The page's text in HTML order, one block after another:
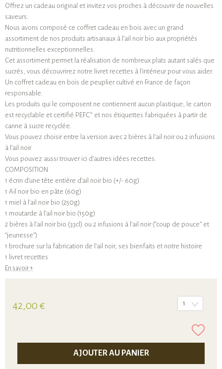
Offrez un cadeau original et invitez vos proches à découvrir de nouvelles
saveurs.
Nous avons composé ce coffret cadeau en bois avec un grand
assortiment de nos produits artisanaux à l’ail noir bio aux propriétés
nutritionnelles exceptionnelles.
Cet assortiment permet la réalisation de nombreux plats autant salés que
sucrés, vous découvrirez notre livret recettes à l’intérieur pour vous aider.
Un coffret cadeau en bois de peuplier cultivé en France de façon
responsable.
Les produits qui le composent ne contiennent aucun plastique; le carton
est recyclable et certifié PEFC* et nos étiquettes fabriquées à partir de
canne à sucre recyclée.
Vous pouvez choisir entre la version avec 2 bières à l’ail noir ou 2 infusions
à l’ail noir
Vous pouvez aussi trouver ici d’autres idées recettes.
COMPOSITION
1 écrin d’une tête entière d’ail noir bio (+/- 60g)
1 Ail noir bio en pâte (60g)
1 miel à l’ail noir bio (250g)
1 moutarde à l’ail noir bio (150g)
2 bières à l’ail noir bio (33cl) ou 2 infusions à l’ail noir (“coup de pouce” et
“jeunesse”)
1 brochure sur la fabrication de l’ail noir, ses bienfaits et notre histoire
1 livret recettes
En savoir +
42,00 € 1
AJOUTER AU PANIER